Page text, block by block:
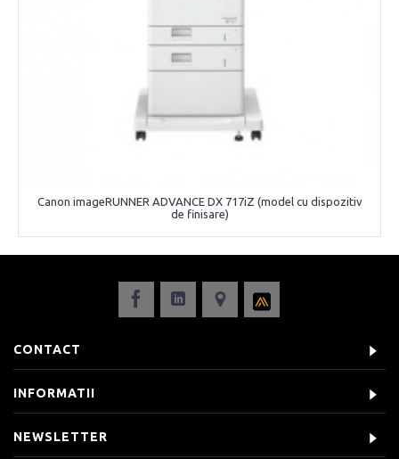
Canon imageRUNNER ADVANCE DX 717iZ (model cu dispozitiv
de finisare)
CONTACT
INFORMATII
NEWSLETTER